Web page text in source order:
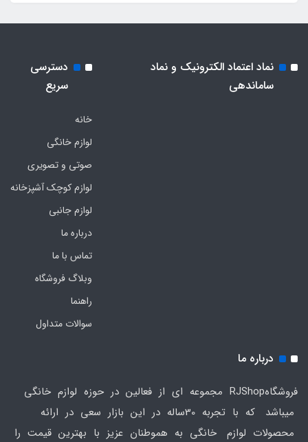
نماد اعتماد الکترونیک و نماد
ساماندهی
دسترسی
سریع
خانه
لوازم خانگی
صوتی و تصویری
لوازم کوچک آشپزخانه
لوازم جانبی
درباره ما
تماس با ما
وبلاگ فروشگاه
راهنما
سوالات متداول
درباره ما
فروشگاهRJShop مجموعه ای از فعالین در حوزه لوازم خانگی
میباشد که با تجربه 30ساله در این بازار سعی در ارائه
محصولات لوازم خانگی به هموطنان عزیز با بهترین قیمت را